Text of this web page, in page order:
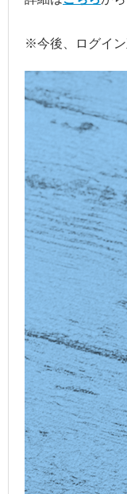
※今後、ログイ